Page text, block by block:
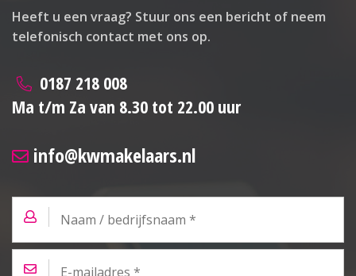
Heeft u een vraag? Stuur ons een bericht of neem
telefonisch contact met ons op.
0187 218 008
Ma t/m Za van 8.30 tot 22.00 uur
info@kwmakelaars.nl
bedrijfsnaam *
mailadres
*